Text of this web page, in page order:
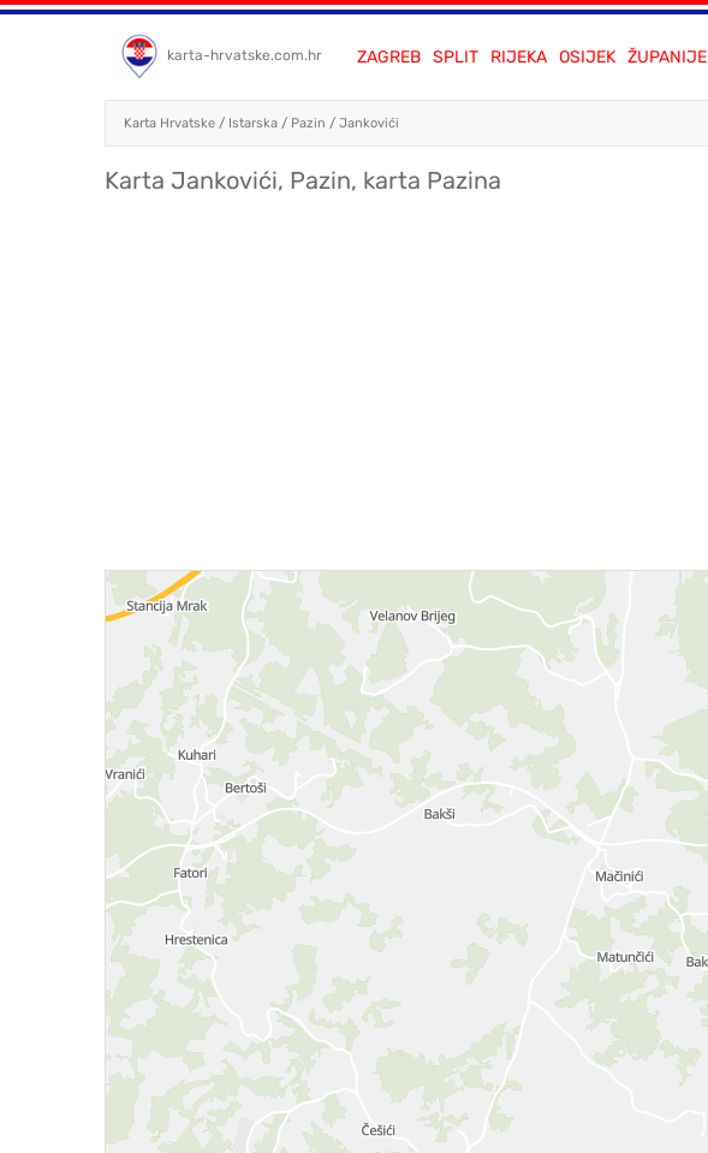
karta-hrvatske.com.hr ZAGREB SPLIT RIJEKA OSIJEK ŽUPANIJE
Karta Hrvatske / Istarska / Pazin / Jankovići
Karta Jankovići, Pazin, karta Pazina